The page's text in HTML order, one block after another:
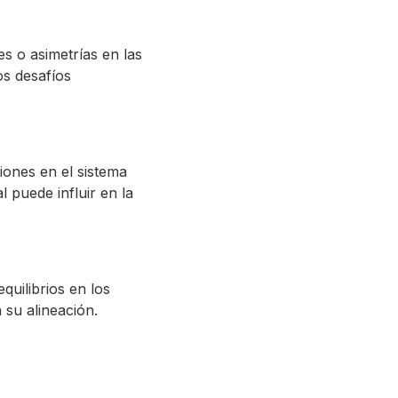
o asimetrías en las
desafíos
en el sistema
puede influir en la
en los
alineación.